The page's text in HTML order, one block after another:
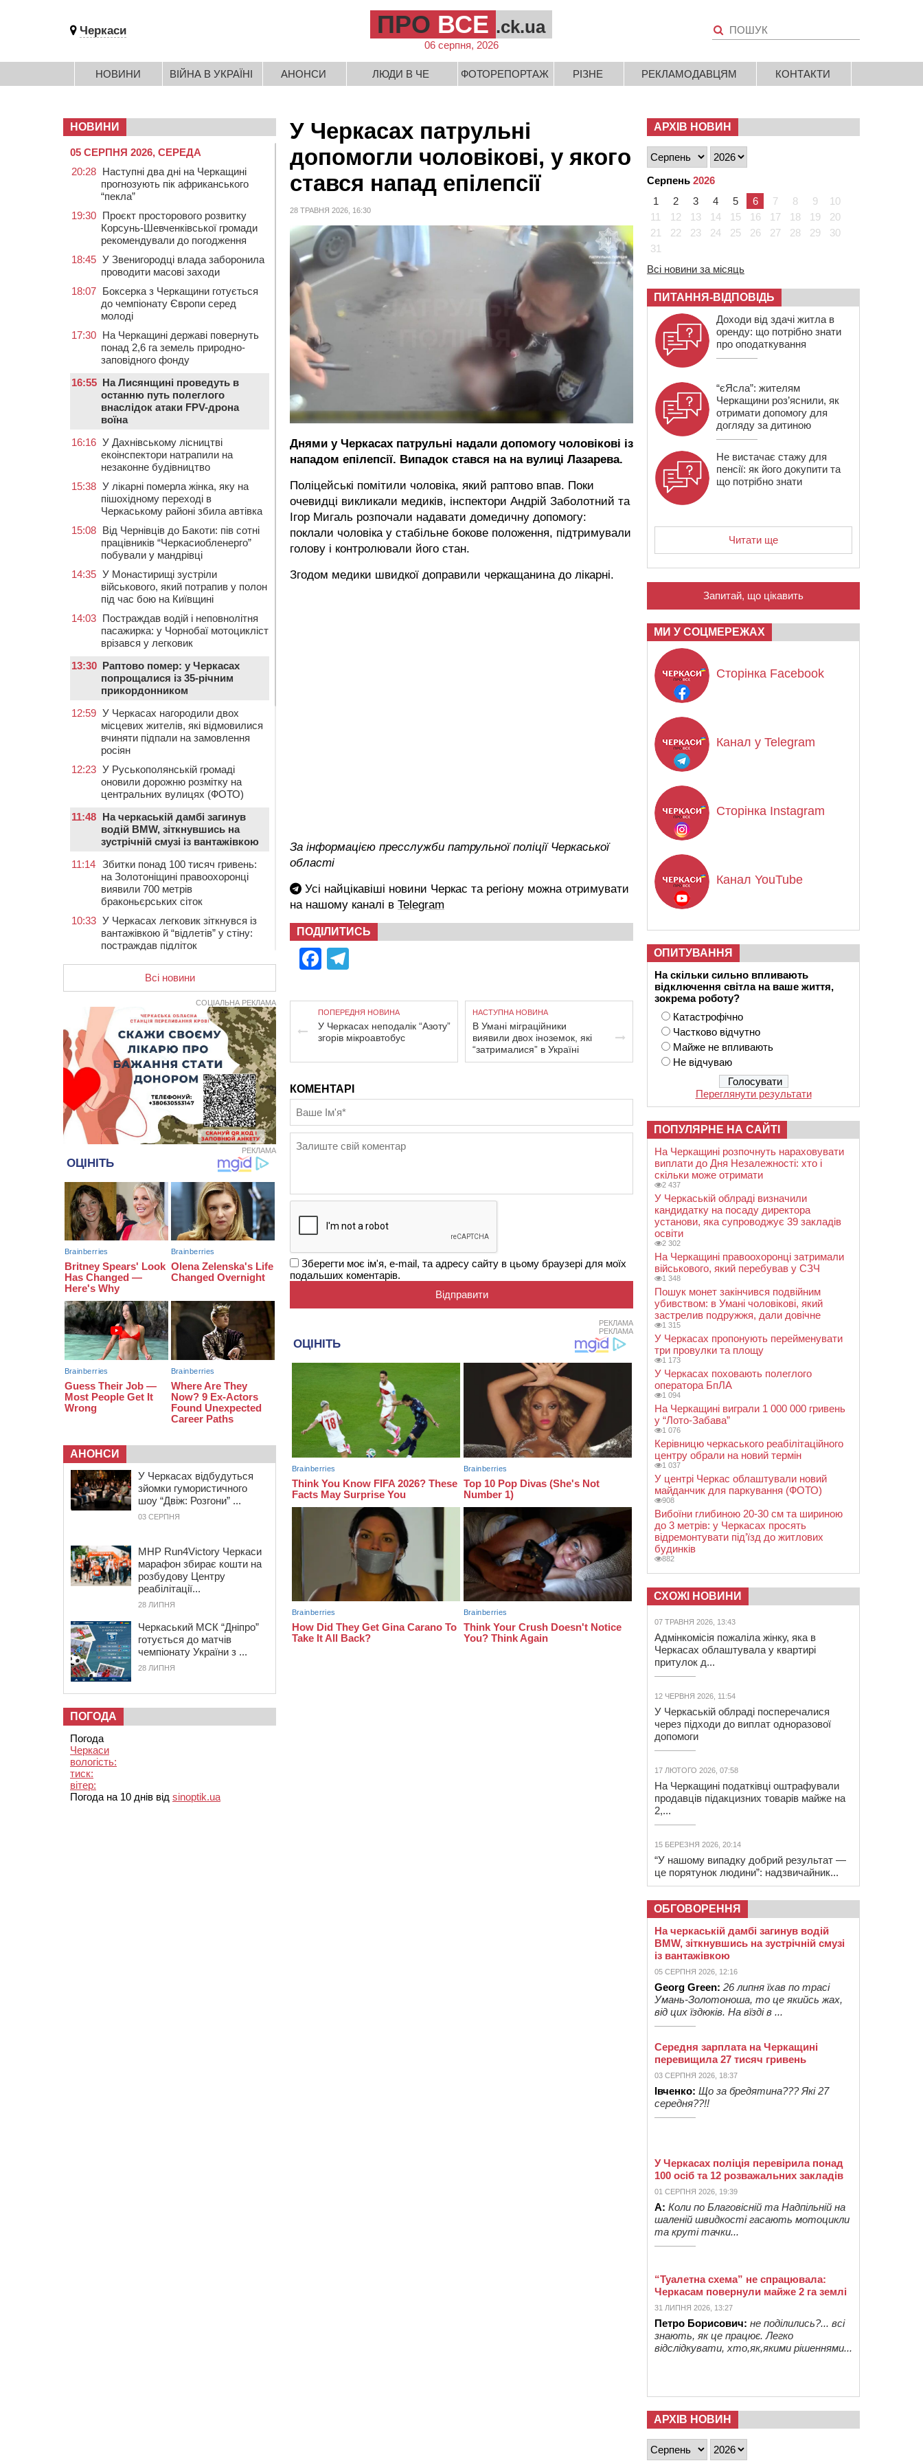
Черкаси ПРО ВСЕ .ck.ua
06 серпня, 2026
НОВИНИ ВІЙНА В УКРАЇНІ АНОНСИ ЛЮДИ В ЧЕ ФОТОРЕПОРТАЖ РІЗНЕ РЕКЛАМОДАВЦЯМ КОНТАКТИ
У Черкасах патрульні
допомогли чоловікові, у якого
стався напад епілепсії
28 ТРАВНЯ 2026, 16:30
Днями у Черкасах патрульні надали допомогу чоловікові із
нападом епілепсії. Випадок стався на на вулиці Лазарева.
Поліцейські помітили чоловіка, який раптово впав. Поки
очевидці викликали медиків, інспектори Андрій Заболотний та
Ігор Мигаль розпочали надавати домедичну допомогу:
поклали чоловіка у стабільне бокове положення, підтримували
голову і контролювали його стан.
Згодом медики швидкої доправили черкащанина до лікарні.
За інформацією пресслужби патрульної поліції Черкаської
області
Усі найцікавіші новини Черкас та регіону можна отримувати
на нашому каналі в Telegram
ПОДІЛИТИСЬ
Facebook
ПОПЕРЕДНЯ НОВИНА
У Черкасах неподалік “Азоту”
згорів мікроавтобус
НАСТУПНА НОВИНА
В Умані міграційники
виявили двох іноземок, які
“затрималися” в Україні
КОМЕНТАРІ
Зберегти моє ім'я, e-mail, та адресу сайту в цьому браузері для моїх
подальших коментарів.
РЕКЛАМА
РЕКЛАМА
НОВИНИ
05 СЕРПНЯ 2026, СЕРЕДА
20:28 Наступні два дні на Черкащині
прогнозують пік африканського
“пекла”
19:30 Проєкт просторового розвитку
Корсунь-Шевченківської громади
рекомендували до погодження
18:45 У Звенигородці влада заборонила
проводити масові заходи
18:07 Боксерка з Черкащини готується
до чемпіонату Європи серед
молоді
17:30 На Черкащині державі повернуть
понад 2,6 га земель природно-
заповідного фонду
16:55 На Лисянщині проведуть в
останню путь полеглого
внаслідок атаки FPV-дрона
воїна
16:16 У Дахнівському лісництві
екоінспектори натрапили на
незаконне будівництво
15:38 У лікарні померла жінка, яку на
пішохідному переході в
Черкаському районі збила автівка
15:08 Від Чернівців до Бакоти: пів сотні
працівників “Черкасиобленерго”
побували у мандрівці
14:35 У Монастирищі зустріли
військового, який потрапив у полон
під час бою на Київщині
14:03 Постраждав водій і неповнолітня
пасажирка: у Чорнобаї мотоцикліст
врізався у легковик
13:30 Раптово помер: у Черкасах
попрощалися із 35-річним
прикордонником
12:59 У Черкасах нагородили двох
місцевих жителів, які відмовилися
вчиняти підпали на замовлення
росіян
12:23 У Руськополянській громаді
оновили дорожню розмітку на
центральних вулицях (ФОТО)
11:48 На черкаській дамбі загинув
водій BMW, зіткнувшись на
зустрічній смузі із вантажівкою
11:14 Збитки понад 100 тисяч гривень:
на Золотоніщині правоохоронці
виявили 700 метрів
браконьєрських сіток
10:33 У Черкасах легковик зіткнувся із
вантажівкою й “відлетів” у стіну:
постраждав підліток
09:49 ДНК-експертиза через 21 місяць
підтвердила загибель захисника
зі Сміли
09:13
У Черкасах 18-річний хлопець
поранив себе ножем у відділенні
пошти
08:50
Керівницю черкаського
реабілітаційного центру обрали на
новий термін
08:11 Вчителька зі Сміли увійшла до
півфіналу Global Teacher Prize
Ukraine 2026
07:29 По 5 тисяч гривень на підготовку
до школи: як оформити “Пакунок
04 СЕРПНЯ 2026, ВІВТОРОК
20:54 На Черкащині очікують пік спеки
20:13 Черкащина здобула вісім медалей
на чемпіонаті України з веслування
19:40
Бійці КОРДу Черкащини
повернулися з фронту: на зміну їм
вирушили побратими
Всі новини
СОЦІАЛЬНА РЕКЛАМА
РЕКЛАМА
АНОНСИ
У Черкасах відбудуться
зйомки гумористичного
шоу “Двіж: Розгони” ...
03 СЕРПНЯ
MHP Run4Victory Черкаси
марафон збирає кошти на
розбудову Центру
реабілітації...
28 ЛИПНЯ
Черкаський МСК “Дніпро”
готується до матчів
чемпіонату України з ...
28 ЛИПНЯ
ПОГОДА
Погода
Черкаси
вологість:
тиск:
вітер:
Погода на 10 днів від sinoptik.ua
АРХІВ НОВИН
Серпень 2026
1
2 3 4 5 6 7 8 9
10
11
12 13 14 15 16 17 18 19
20
21
22 23 24 25 26 27 28 29
30
31
Всі новини за місяць
ПИТАННЯ-ВІДПОВІДЬ
Доходи від здачі житла в
оренду: що потрібно знати
про оподаткування
“єЯсла”: жителям
Черкащини роз’яснили, як
отримати допомогу для
догляду за дитиною
Не вистачає стажу для
пенсії: як його докупити та
що потрібно знати
Читати ще
Запитай, що цікавить
МИ У СОЦМЕРЕЖАХ
Сторінка Facebook
Канал у Telegram
Сторінка Instagram
Канал YouTube
ОПИТУВАННЯ
На скільки сильно впливають
відключення світла на ваше життя,
зокрема роботу?
Катастрофічно
Частково відчутно
Майже не впливають
Не відчуваю
Переглянути результати
ПОПУЛЯРНЕ НА САЙТІ
На Черкащині розпочнуть нараховувати
виплати до Дня Незалежності: хто і
скільки може отримати
2 437
У Черкаській облраді визначили
кандидатку на посаду директора
установи, яка супроводжує 39 закладів
освіти
2 302
На Черкащині правоохоронці затримали
військового, який перебував у СЗЧ
1 348
Пошук монет закінчився подвійним
убивством: в Умані чоловікові, який
застрелив подружжя, дали довічне
1 315
У Черкасах пропонують перейменувати
три провулки та площу
1 173
У Черкасах поховають полеглого
оператора БпЛА
1 094
На Черкащині виграли 1 000 000 гривень
у “Лото-Забава”
1 076
Керівницю черкаського реабілітаційного
центру обрали на новий термін
1 037
У центрі Черкас облаштували новий
майданчик для паркування (ФОТО)
908
Вибоїни глибиною 20-30 см та шириною
до 3 метрів: у Черкасах просять
відремонтувати під’їзд до житлових
будинків
882
СХОЖІ НОВИНИ
07 ТРАВНЯ 2026, 13:43
Адмінкомісія пожаліла жінку, яка в
Черкасах облаштувала у квартирі
притулок д...
12 ЧЕРВНЯ 2026, 11:54
У Черкаській облраді посперечалися
через підходи до виплат одноразової
допомоги
17 ЛЮТОГО 2026, 07:58
На Черкащині податківці оштрафували
продавців підакцизних товарів майже на
2,...
15 БЕРЕЗНЯ 2026, 20:14
“У нашому випадку добрий результат —
це порятунок людини”: надзвичайник...
ОБГОВОРЕННЯ
На черкаській дамбі загинув водій
BMW, зіткнувшись на зустрічній смузі
із вантажівкою
05 СЕРПНЯ 2026, 12:16
Georg Green: 26 липня їхав по трасі
Умань-Золотоноша, то це якийсь жах,
від цих їздюків. На вїзді в ...
Середня зарплата на Черкащині
перевищила 27 тисяч гривень
03 СЕРПНЯ 2026, 18:37
Івченко: Що за бредятина??? Які 27
середня??!!
У Черкасах поліція перевірила понад
100 осіб та 12 розважальних закладів
01 СЕРПНЯ 2026, 19:39
А: Коли по Благовісній та Надпільній на
шаленій швидкості гасають мотоцикли
та круті тачки...
“Туалетна схема” не спрацювала:
Черкасам повернули майже 2 га землі
31 ЛИПНЯ 2026, 13:27
Петро Борисович: не поділились?... всі
знають, як це працює. Легко
відслідкувати, хто,як,якими рішеннями...
АРХІВ НОВИН